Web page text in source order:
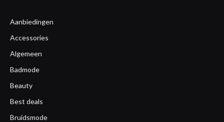
Aanbiedingen
Accessories
Algemeen
Badmode
Beauty
Best deals
Bruidsmode